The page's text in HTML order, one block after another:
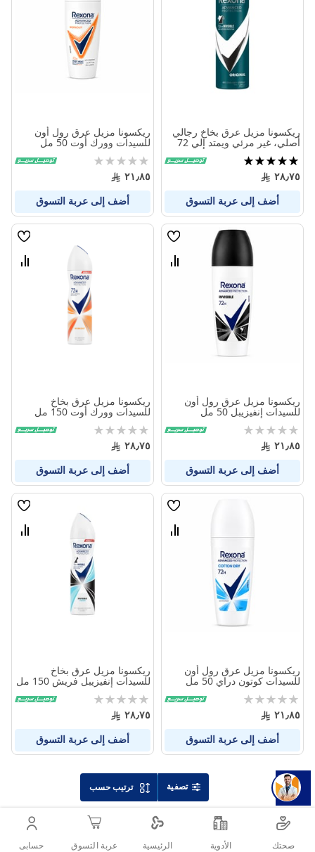
ترتيب حسب
ريكسونا مزيل عرق بخاخ رجالي
أصلي، غير مرئي ويمتد إلي 72
ساعة 150 مل
تقييم:
100%
٢٨٫٧٥
أضف إلى عربة التسوق
ريكسونا مزيل عرق رول أون
للسيدات وورك أوت 50 مل
Rating:
0%
٢١٫٨٥
أضف إلى عربة التسوق
قائمة
قارن
ريكسونا مزيل عرق رول أون
للسيدات إنفيزيبل 50 مل
Rating:
0%
٢١٫٨٥
أضف إلى عربة التسوق
قائمة
قارن
ريكسونا مزيل عرق بخاخ
للسيدات وورك أوت 150 مل
Rating:
0%
٢٨٫٧٥
أضف إلى عربة التسوق
قائمة
قارن
ريكسونا مزيل عرق رول أون
للسيدات كوتون دراي 50 مل
Rating:
0%
٢١٫٨٥
أضف إلى عربة التسوق
قائمة
قارن
ريكسونا مزيل عرق بخاخ
للسيدات إنفيزيبل فريش 150 مل
Rating:
0%
٢٨٫٧٥
أضف إلى عربة التسوق
تصفية
صحتك الأدوية الرئيسية عربة التسوق حسابى